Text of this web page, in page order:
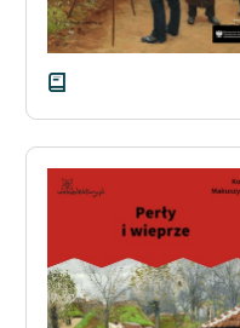
Odkurzamy bohaterów
Lektur
O nas
Kontakt
Zespół